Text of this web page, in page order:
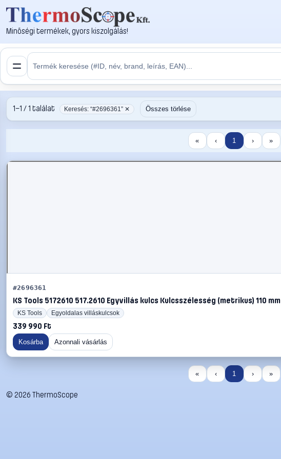
Minőségi termékek, gyors kiszolgálás!
1–1 / 1 találat Keresés: “#2696361” ✕ Összes törlése
« ‹ 1 › »
#2696361
KS Tools 5172610 517.2610 Egyvillás kulcs Kulcsszélesség (metrikus) 110 mm
KS Tools Egyoldalas villáskulcsok
339 990 Ft
Kosárba Azonnali vásárlás
« ‹ 1 › »
© 2026 ThermoScope